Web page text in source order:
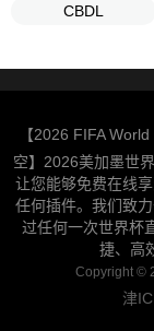
CBDL
【2026 FIFA
空】2026美加墨世
让您能够免费在线
任何插件。我们致
过任何一次世界杯
捷、高
Copyright ©
津